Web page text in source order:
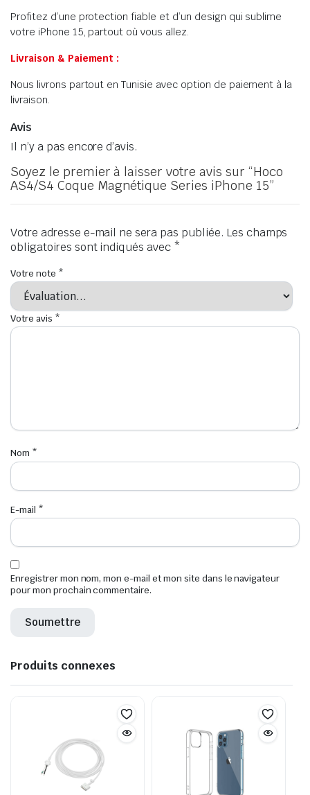
Profitez d’une protection fiable et d’un design qui sublime
votre iPhone 15, partout où vous allez.
Livraison & Paiement :
Nous livrons partout en Tunisie avec option de paiement à la
livraison.
Avis
Il n’y a pas encore d’avis.
Soyez le premier à laisser votre avis sur “Hoco
AS4/S4 Coque Magnétique Series iPhone 15”
Votre adresse e-mail ne sera pas publiée. Les champs
obligatoires sont indiqués avec *
Votre note *
Votre avis *
Nom *
E-mail *
Enregistrer mon nom, mon e-mail et mon site dans le navigateur
pour mon prochain commentaire.
Produits connexes